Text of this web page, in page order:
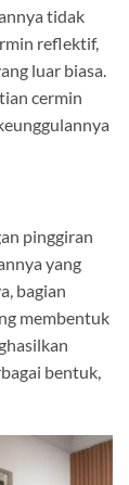
tidak
reflektif,
luar biasa.
cermin
pinggiran
yang
bagian
membentuk
bentuk,